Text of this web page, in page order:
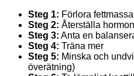
Steg 1: Förlora
Steg 2: Återställa
Steg 3: Anta en
Steg 4: Träna mer
Steg 5: Minska och
överätning)